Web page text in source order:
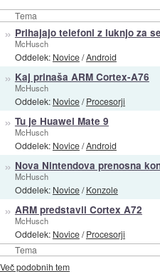
Tema
Tema
» Prihajajo telefoni z luknjo za
McHusch
Oddelek: Novice/Android
» Kaj prinaša ARM Cortex-A76
McHusch
Oddelek: Novice/Procesorji
» Tu je Huawei Mate 9
McHusch
Oddelek: Novice/Android
» Nova Nintendova prenosna
McHusch
Oddelek: Novice/Konzole
» ARM predstavil Cortex A72
McHusch
Oddelek: Novice/Procesorji
Več podobnih tem